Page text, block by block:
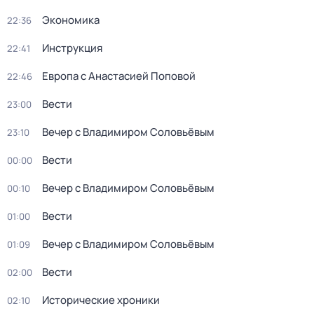
22:36 Экономика
22:41 Инструкция
22:46 Европа с Анастасией Поповой
23:00 Вести
23:10 Вечер с Владимиром Соловьёвым
00:00 Вести
00:10 Вечер с Владимиром Соловьёвым
01:00 Вести
01:09 Вечер с Владимиром Соловьёвым
02:00 Вести
02:10 Исторические хроники